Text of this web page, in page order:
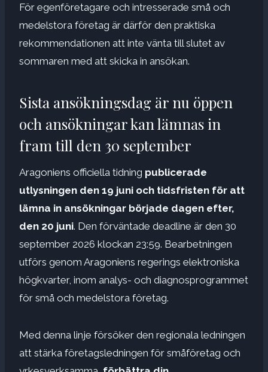
För egenföretagare och intresserade små och
medelstora företag är därför den praktiska
rekommendationen att inte vänta till slutet av
sommaren med att skicka in ansökan.
Sista ansökningsdag är nu öppen
och ansökningar kan lämnas in
fram till den 30 september
Aragoniens officiella tidning publicerade
utlysningen den 19 juni och tidsfristen för att
lämna in ansökningar började dagen efter,
den 20 juni. Den förväntade deadline är den 30
september 2026 klockan 23:59. Bearbetningen
utförs genom Aragoniens regerings elektroniska
högkvarter, inom analys- och diagnosprogrammet
för små och medelstora företag.
Med denna linje försöker den regionala ledningen
att stärka företagsledningen för småföretag och